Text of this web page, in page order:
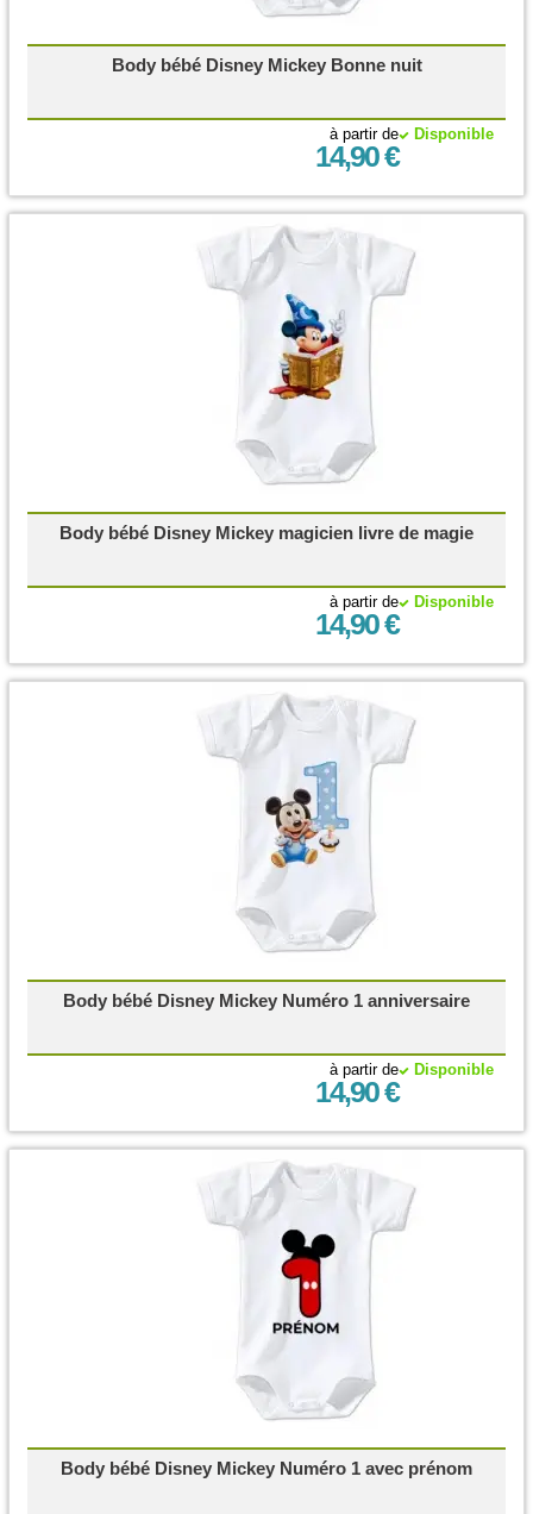
Body bébé Disney Mickey Bonne nuit
Disponible
à partir de
14,90 €
Body bébé Disney Mickey magicien livre de magie
Disponible
à partir de
14,90 €
Body bébé Disney Mickey Numéro 1 anniversaire
Disponible
à partir de
14,90 €
Body bébé Disney Mickey Numéro 1 avec prénom